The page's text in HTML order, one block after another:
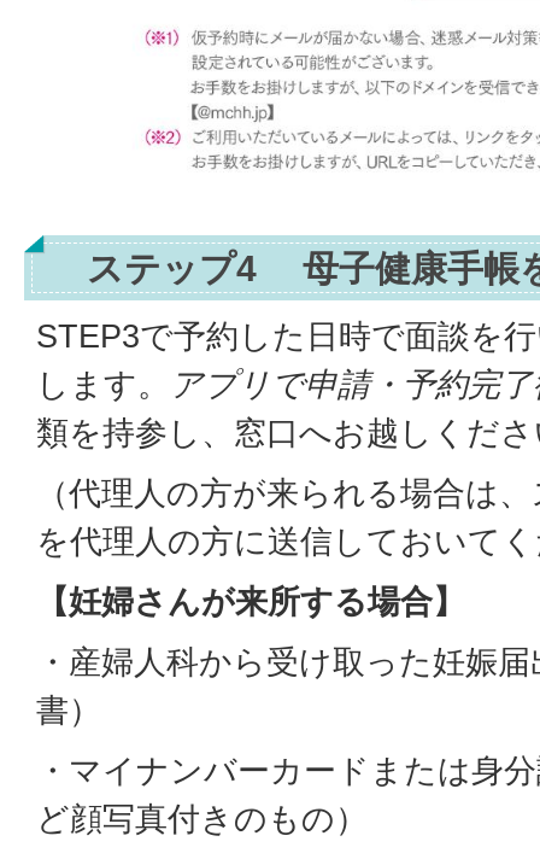
ステップ4 母子健康手帳
STEP3で予約した日時で面談を
します。
アプリで申請・予約完
類を持参し、窓口へお越しくだ
（代理人の方が来られる場合は
を代理人の方に送信しておいて
【妊婦さんが来所する場合】
・産婦人科から受け取った妊娠
書）
・マイナンバーカードまたは身
ど顔写真付きのもの）